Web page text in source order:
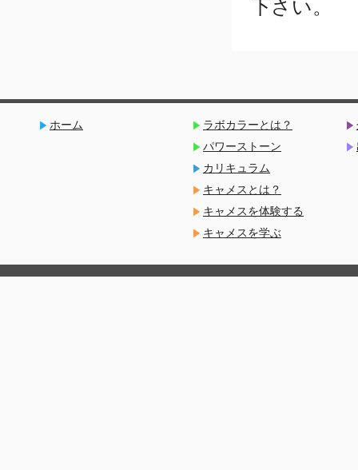
下さい。
ホーム
ラボカラーとは？
パワーストーン
カリキュラム
キャメスとは？
キャメスを体験する
キャメスを学ぶ